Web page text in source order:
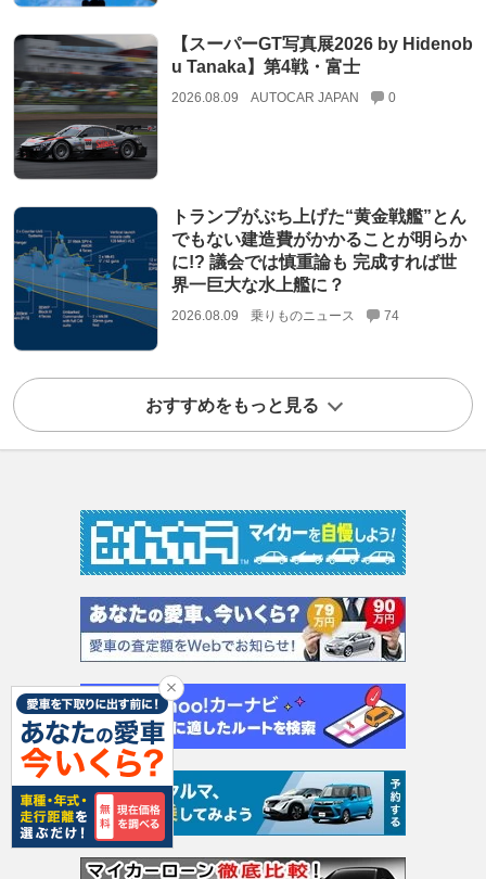
【スーパーGT写真展2026 by Hidenob
u Tanaka】第4戦・富士
2026.08.09 AUTOCAR JAPAN 0
トランプがぶち上げた“黄金戦艦”とん
でもない建造費がかかることが明らか
に!? 議会では慎重論も 完成すれば世
界一巨大な水上艦に？
2026.08.09 乗りものニュース 74
おすすめをもっと見る